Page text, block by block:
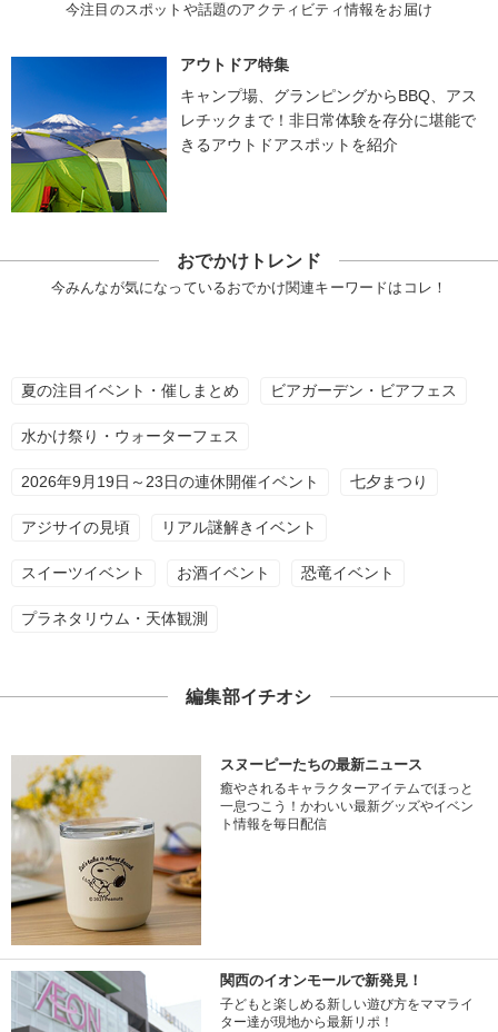
今注目のスポットや話題のアクティビティ情報をお届け
アウトドア特集
キャンプ場、グランピングからBBQ、アス
レチックまで！非日常体験を存分に堪能で
きるアウトドアスポットを紹介
おでかけトレンド
今みんなが気になっているおでかけ関連キーワードはコレ！
夏の注目イベント・催しまとめ ビアガーデン・ビアフェス
水かけ祭り・ウォーターフェス
2026年9月19日～23日の連休開催イベント 七夕まつり
アジサイの見頃 リアル謎解きイベント
スイーツイベント お酒イベント 恐竜イベント
プラネタリウム・天体観測
編集部イチオシ
スヌーピーたちの最新ニュース
癒やされるキャラクターアイテムでほっと
一息つこう！かわいい最新グッズやイベン
ト情報を毎日配信
関西のイオンモールで新発見！
子どもと楽しめる新しい遊び方をママライ
ター達が現地から最新リポ！